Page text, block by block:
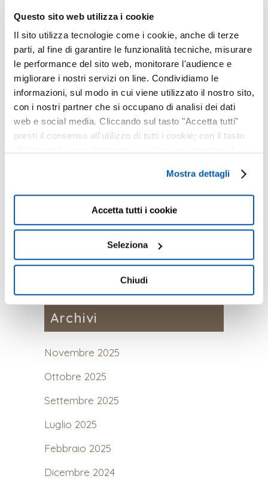
Questo sito web utilizza i cookie
Il sito utilizza tecnologie come i cookie, anche di terze
parti, al fine di garantire le funzionalità tecniche, misurare
le performance del sito web, monitorare l'audience e
migliorare i nostri servizi on line. Condividiamo le
informazioni, sul modo in cui viene utilizzato il nostro sito,
con i nostri partner che si occupano di analisi dei dati
web e social media. Cliccando sul tasto "Accetta tutti"
presti il consenso all'utilizzo di tutti i cookie; con il tasto
destra puoi continuare la navigazione solo con l'utilizzo
dei cookie necessari. Per saperne di più ed
eventualmente modificare il tuo consenso, consulta
l'Informativa suCookiesePrivacy. È possibile
consenso in qualsiasi momento, accedendo al pannello
Mostra Dettagli.
Mostra dettagli
Accetta tutti i cookie
Seleziona
Chiudi
BACK TO SCHOOL :
APRI IL LIBRO
DELLE OFFERTE!
04 Settembre, 2024
OCCHIALI GLARE :
ECCELLENZA TUTTA
ITALIANA
18 Marzo, 2024
LAVORA CON NOI
24 Novembre, 2023
Archivi
Novembre 2025
Ottobre 2025
Settembre 2025
Luglio 2025
Febbraio 2025
Dicembre 2024